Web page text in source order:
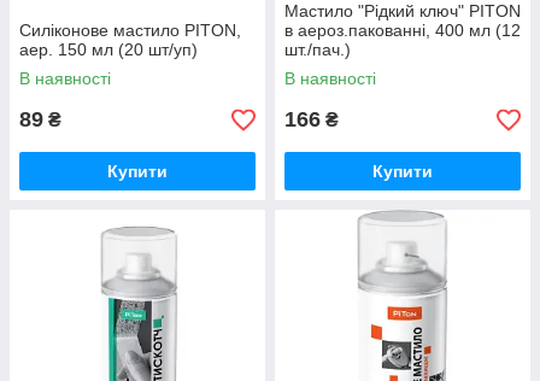
Силіконове мастило PITON,
аер. 150 мл (20 шт/уп)
В наявності
89 ₴
Купити
Мастило "Рідкий ключ" PITON
в аероз.пакованні, 400 мл (12
шт./пач.)
В наявності
166 ₴
Купити